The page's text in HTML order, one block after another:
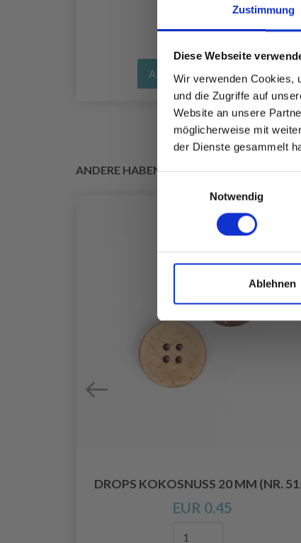
Zustimmung
Diese Webseite
Wir verwenden Cookies,
und die Zugriffe auf
Website an unsere
möglicherweise mit
der Dienste gesammelt
Notwendig
Ablehnen
Alle Optionen ansehen
ANDERE HABEN SICH AUCH ANGESEHEN
DROPS KOKOSNUSS 20 MM (NR.
EUR 0.45